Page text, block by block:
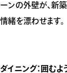
ーンの外壁が、新
情緒を漂わせます。
ダイニング：囲む